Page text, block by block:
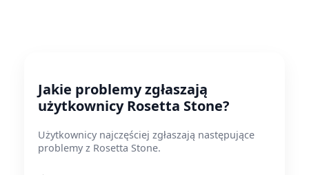
Jakie problemy zgłaszają
użytkownicy Rosetta Stone?
Użytkownicy najczęściej zgłaszają następujące
problemy z Rosetta Stone.